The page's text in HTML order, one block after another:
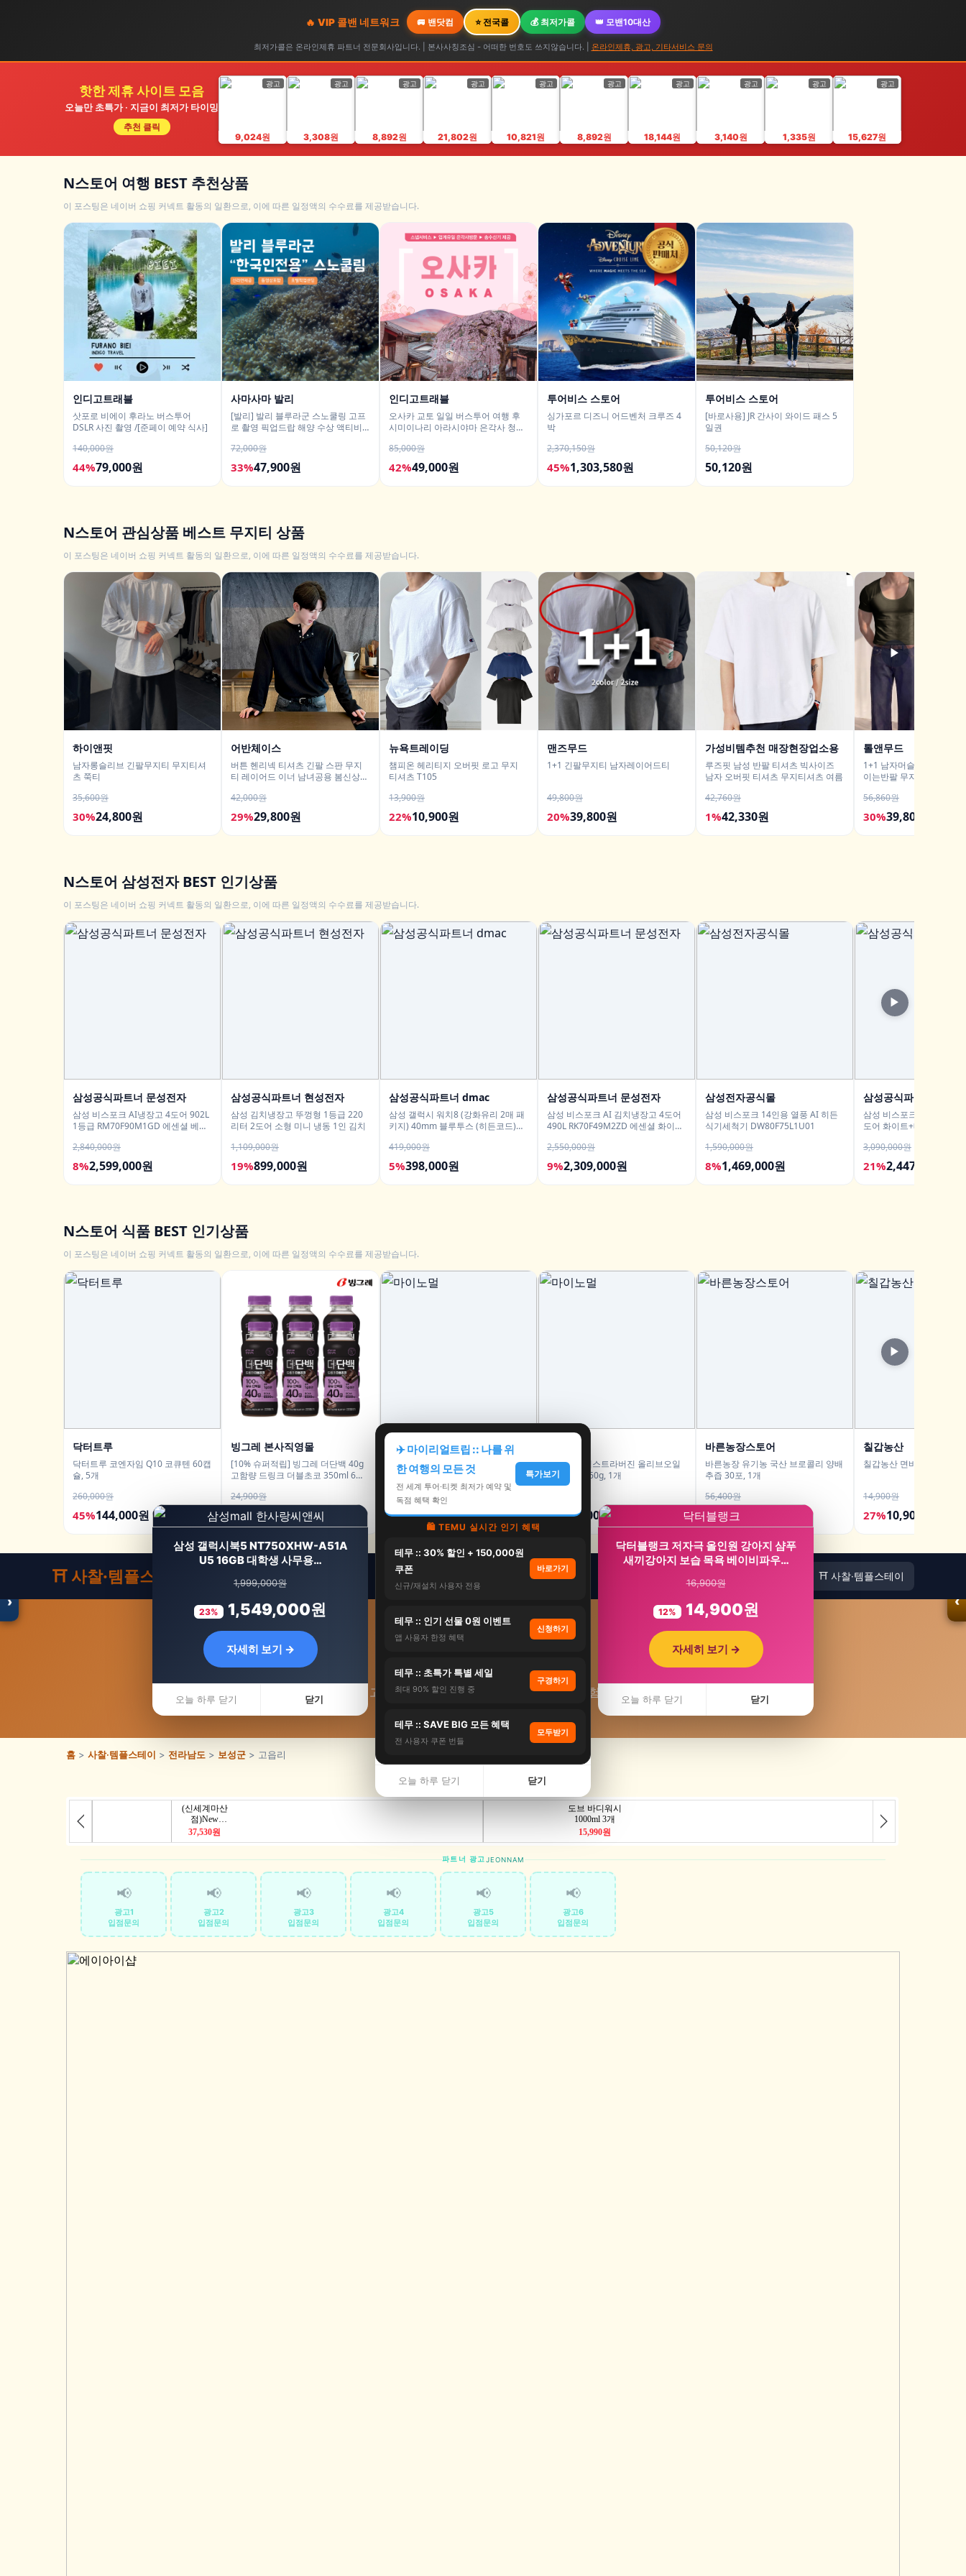
› ‹
🔥 VIP 콜밴 네트워크 🚐 밴닷컴 ⭐ 전국콜 💰 최저가콜 👑 모밴10대산
최저가콜은 온라인제휴 파트너 전문회사입니다. | 본사사칭조심 - 어떠한 번호도 쓰지않습니다. | 온라인제휴, 광고, 기타서비스 문의
핫한 제휴 사이트 모음
오늘만 초특가 · 지금이 최저가 타이밍
추천 클릭
광고
9,024원
광고
3,308원
광고
8,892원
광고
21,802원
광고
10,821원
광고
8,892원
광고
18,144원
광고
3,140원
광고
1,335원
광고
15,627원
N스토어 여행 BEST 추천상품
이 포스팅은 네이버 쇼핑 커넥트 활동의 일환으로, 이에 따른 일정액의 수수료를 제공받습니다.
인디고트래블
삿포로 비에이 후라노 버스투어
DSLR 사진 촬영 /[준페이 예약 식사]
140,000원
44%79,000원
사마사마 발리
[발리] 발리 블루라군 스노쿨링 고프
로 촬영 픽업드랍 해양 수상 액티비
72,000원
33%47,900원
인디고트래블
오사카 교토 일일 버스투어 여행 후
시미이나리 아라시야마 은각사 청수
85,000원
42%49,000원
투어비스 스토어
싱가포르 디즈니 어드벤처 크루즈 4
박
2,370,150원
45%1,303,580원
투어비스 스토어
[바로사용] JR 간사이 와이드 패스 5
일권
50,120원
50,120원
N스토어 관심상품 베스트 무지티 상품
이 포스팅은 네이버 쇼핑 커넥트 활동의 일환으로, 이에 따른 일정액의 수수료를 제공받습니다.
하이앤핏
남자롱슬리브 긴팔무지티 무지티셔
츠 쭉티
35,600원
30%24,800원
어반체이스
버튼 헨리넥 티셔츠 긴팔 스판 무지
티 레이어드 이너 남녀공용 봄신상
42,000원
29%29,800원
뉴욕트레이딩
챔피온 헤리티지 오버핏 로고 무지
티셔츠 T105
13,900원
22%10,900원
맨즈무드
1+1 긴팔무지티 남자레이어드티
49,800원
20%39,800원
가성비템추천 매장현장업소용
루즈핏 남성 반팔 티셔츠 빅사이즈
남자 오버핏 티셔츠 무지티셔츠 여름
42,760원
1%42,330원
톨앤무드
1+1 남자머슬핏반팔티 어
이는반팔 무지티 흰색티셔
56,860원
30%39,800원
▶
N스토어 삼성전자 BEST 인기상품
이 포스팅은 네이버 쇼핑 커넥트 활동의 일환으로, 이에 따른 일정액의 수수료를 제공받습니다.
삼성공식파트너 문성전자
삼성 비스포크 AI냉장고 4도어 902L
1등급 RM70F90M1GD 에센셜 베이
2,840,000원
8%2,599,000원
삼성공식파트너 현성전자
삼성 김치냉장고 뚜껑형 1등급 220
리터 2도어 소형 미니 냉동 1인 김치
1,109,000원
19%899,000원
삼성공식파트너 dmac
삼성 갤럭시 워치8 (강화유리 2매 패
키지) 40mm 블루투스 (히든코드)
419,000원
5%398,000원
삼성공식파트너 문성전자
삼성 비스포크 AI 김치냉장고 4도어
490L RK70F49M2ZD 에센셜 화이트
2,550,000원
9%2,309,000원
삼성전자공식몰
삼성 비스포크 14인용 열풍 AI 히든
식기세척기 DW80F75L1U01
1,590,000원
8%1,469,000원
삼성공식파트너 평강
삼성 비스포크 냉장고
도어 화이트+베이지
3,090,000원
21%2,447,000원
▶
N스토어 식품 BEST 인기상품
이 포스팅은 네이버 쇼핑 커넥트 활동의 일환으로, 이에 따른 일정액의 수수료를 제공받습니다.
닥터트루
닥터트루 코엔자임 Q10 코큐텐 60캡
슐, 5개
260,000원
45%144,000원
빙그레 본사직영몰
[10% 슈퍼적립] 빙그레 더단백 40g
고함량 드링크 더블초코 350ml 6개
24,900원
12% 21,900원
마이노멀
마이노멀 100% 국산콩 두부면 저칼
로리 두유면 식단 단백 글루텐프리
180g 10개입
49,800원
50%24,900원
마이노멀 엑스트라버진 올리브오일
마요네즈 260g, 1개
8%10,900원
바른농장스토어
바른농장 유기농 국산 브로콜리 양배
추즙 30포, 1개
56,400원
39% 34,600원
칠갑농산
칠갑농산 면비빔장 2kg
14,900원
27%10,900원
▶
⛩️ 사찰·템플스테이 ⛩️ 사찰·템플스테이
전라남도 보성군 고읍리 사찰·템플스테이 추천. 근처 사찰 체험·후기. · 최저가콜
홈 > 사찰·템플스테이 > 전라남도 > 보성군 > 고읍리
파트너 광고JEONNAM
📢
광고1
입점문의
📢
광고2
입점문의
📢
광고3
입점문의
📢
광고4
입점문의
📢
광고5
입점문의
📢
광고6
입점문의
✈️ 마이리얼트립 :: 나를 위
한 여행의 모든 것
전 세계 투어·티켓 최저가 예약 및
독점 혜택 확인
특가보기
🛍️ TEMU 실시간 인기 혜택
테무 :: 30% 할인 + 150,000원
쿠폰
신규/재설치 사용자 전용
바로가기
테무 :: 인기 선물 0원 이벤트
앱 사용자 한정 혜택
신청하기
테무 :: 초특가 특별 세일
최대 90% 할인 진행 중
구경하기
테무 :: SAVE BIG 모든 혜택
전 사용자 쿠폰 번들
모두받기
오늘 하루 닫기 닫기
닥터블랭크 저자극 올인원 강아지 샴푸
새끼강아지 보습 목욕 베이비파우…
16,900원
12% 14,900원
자세히 보기 →
오늘 하루 닫기 닫기
삼성 갤럭시북5 NT750XHW-A51A
U5 16GB 대학생 사무용…
1,999,000원
23% 1,549,000원
자세히 보기 →
오늘 하루 닫기 닫기